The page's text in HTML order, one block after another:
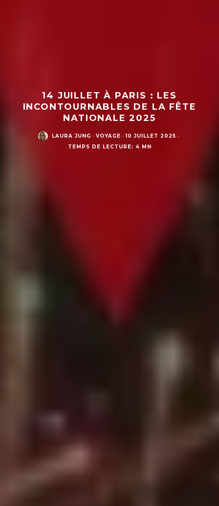
14 JUILLET À PARIS : LES
INCONTOURNABLES DE LA FÊTE
NATIONALE 2025
LAURA JUNG · VOYAGE · 10 JUILLET 2025 ·
TEMPS DE LECTURE: 4 MN